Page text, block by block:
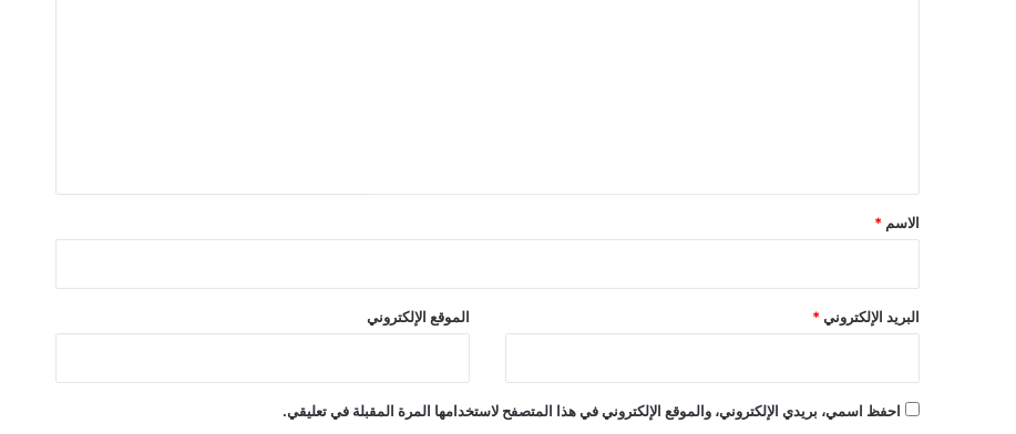
*
الاسم *
البريد الإلكتروني * الموقع الإلكتروني
احفظ اسمي، بريدي الإلكتروني، والموقع الإلكتروني في هذا المتصفح لاستخدامها المرة المقبلة في تعليقي.